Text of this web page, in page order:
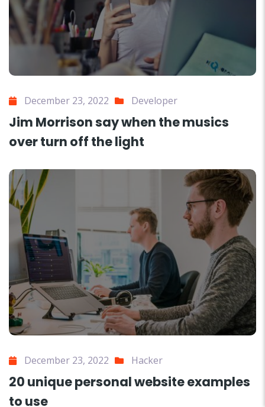
December 23, 2022 Developer
Jim Morrison say when the musics
over turn off the light
December 23, 2022 Hacker
20 unique personal website examples
to use